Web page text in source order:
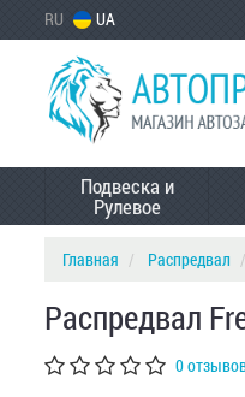
RU UA
Подвеска и
Рулевое
Главная Распредвал
Распредвал
0